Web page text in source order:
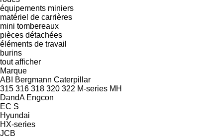
équipements miniers
matériel de carrières
mini tombereaux
pièces détachées
éléments de travail
burins
tout afficher
Marque
ABI
Bergmann Caterpillar
315 316 318 320 322 M-series MH
DandA Engcon
EC S
Hyundai
HX-series
JCB